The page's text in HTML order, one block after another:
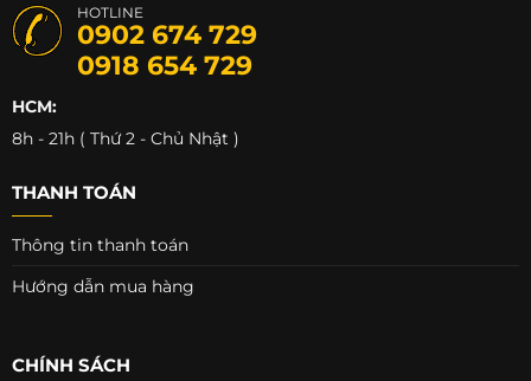
HOTLINE
0902 674 729
0918 654 729
HCM:
8h - 21h ( Thứ 2 - Chủ Nhật )
THANH TOÁN
Thông tin thanh toán
Hướng dẫn mua hàng
CHÍNH SÁCH